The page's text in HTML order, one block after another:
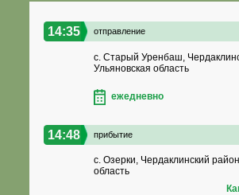
14:35 отправление
с. Старый Уренбаш,
Ульяновская область
ежедневно
14:48 прибытие
с. Озерки, Чердаклинский
область